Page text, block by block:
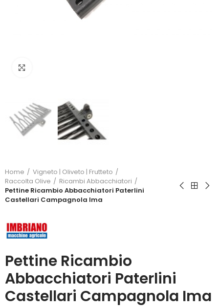
Home
Vigneto | Oliveto | Frutteto
Raccolta Olive
Ricambi Abbacchiatori
Pettine Ricambio Abbacchiatori Paterlini
Castellari Campagnola Ima
Pettine Ricambio
Abbacchiatori Paterlini
Castellari Campagnola Ima